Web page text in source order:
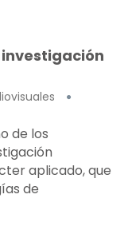
de los
aplicado, que
de